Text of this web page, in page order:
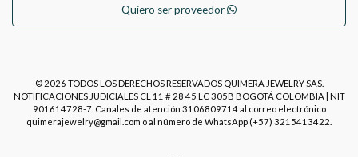
Quiero ser proveedor
© 2026 TODOS LOS DERECHOS RESERVADOS QUIMERA JEWELRY SAS.
NOTIFICACIONES JUDICIALES CL 11 # 28 45 LC 305B BOGOTÁ COLOMBIA | NIT
901614728-7. Canales de atención 3106809714 al correo electrónico
quimerajewelry@gmail.com o al número de WhatsApp (+57) 3215413422.